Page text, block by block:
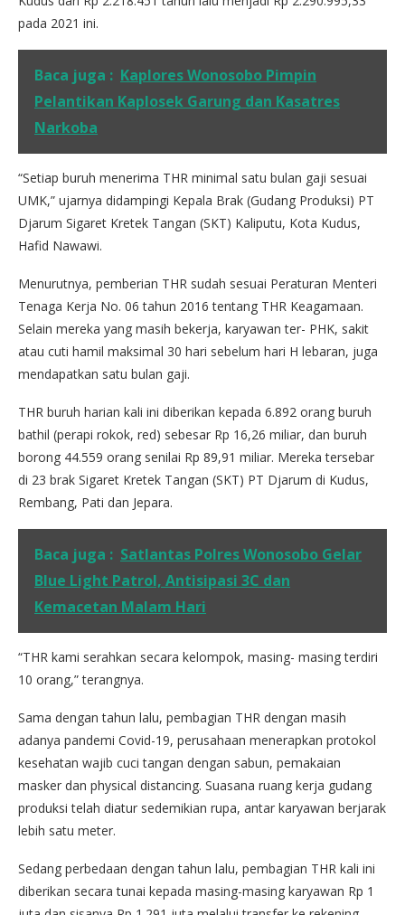
pada 2021 ini.
Baca juga : Kaplores Wonosobo Pimpin
Pelantikan Kaplosek Garung dan Kasatres
Narkoba
“Setiap buruh menerima THR minimal satu bulan gaji sesuai
UMK,” ujarnya didampingi Kepala Brak (Gudang Produksi) PT
Djarum Sigaret Kretek Tangan (SKT) Kaliputu, Kota Kudus,
Hafid Nawawi.
Menurutnya, pemberian THR sudah sesuai Peraturan Menteri
Tenaga Kerja No. 06 tahun 2016 tentang THR Keagamaan.
Selain mereka yang masih bekerja, karyawan ter- PHK, sakit
atau cuti hamil maksimal 30 hari sebelum hari H lebaran, juga
mendapatkan satu bulan gaji.
THR buruh harian kali ini diberikan kepada 6.892 orang buruh
bathil (perapi rokok, red) sebesar Rp 16,26 miliar, dan buruh
borong 44.559 orang senilai Rp 89,91 miliar. Mereka tersebar
di 23 brak Sigaret Kretek Tangan (SKT) PT Djarum di Kudus,
Rembang, Pati dan Jepara.
Baca juga : Satlantas Polres Wonosobo Gelar
Blue Light Patrol, Antisipasi 3C dan
Kemacetan Malam Hari
“THR kami serahkan secara kelompok, masing- masing terdiri
10 orang,” terangnya.
Sama dengan tahun lalu, pembagian THR dengan masih
adanya pandemi Covid-19, perusahaan menerapkan protokol
kesehatan wajib cuci tangan dengan sabun, pemakaian
masker dan physical distancing. Suasana ruang kerja gudang
produksi telah diatur sedemikian rupa, antar karyawan berjarak
lebih satu meter.
Sedang perbedaan dengan tahun lalu, pembagian THR kali ini
diberikan secara tunai kepada masing-masing karyawan Rp 1